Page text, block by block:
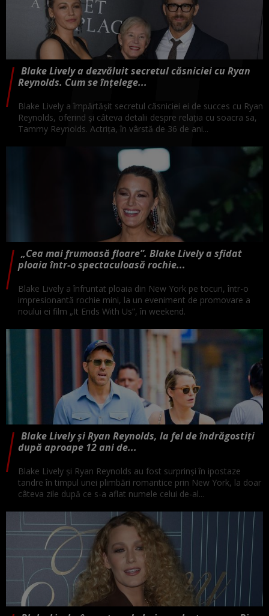
Blake Lively a dezvăluit secretul căsniciei cu Ryan
Reynolds. Cum se înțelege...
Blake Lively a împărtășit secretul căsniciei ei de succes cu Ryan
Reynolds, oferind și câteva detalii despre relația cu soacra sa,
Tammy Reynolds. Actrița, în vârstă de 36 de ani...
„Cea mai frumoasă floare”. Blake Lively a sfidat
ploaia într-o spectaculoasă rochie...
Blake Lively a înfruntat ploaia din New York pe tocuri, într-o
impresionantă rochie mini, la un eveniment de promovare a
noului ei film „It Ends With Us”, în weekend.
Blake Lively și Ryan Reynolds, la fel de îndrăgostiți
după aproape 12 ani de...
Blake Lively și Ryan Reynolds au fost surprinși în ipostaze
tandre în timpul unei plimbări romantice prin New York, la doar
câteva zile după ce s-a aflat numele celui de-al...